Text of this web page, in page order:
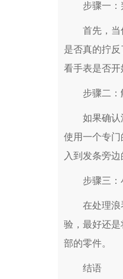
步骤一：
首先，当你
是否真的拧
看手表是否开
步骤二：
如果确认浪
使用一个专
入到发条旁
步骤三：
在处理浪琴
验，最好还
部的零件。
结语